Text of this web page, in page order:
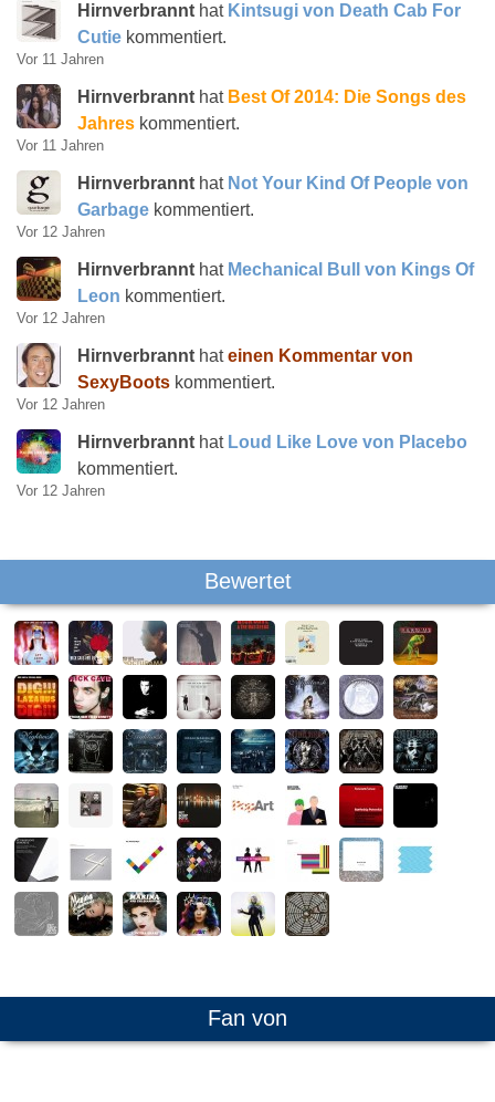
Hirnverbrannt hat Kintsugi von Death Cab For
Cutie kommentiert.
Vor 11 Jahren
Hirnverbrannt hat Best Of 2014: Die Songs des
Jahres kommentiert.
Vor 11 Jahren
Hirnverbrannt hat Not Your Kind Of People von
Garbage kommentiert.
Vor 12 Jahren
Hirnverbrannt hat Mechanical Bull von Kings Of
Leon kommentiert.
Vor 12 Jahren
Hirnverbrannt hateinen Kommentar von
SexyBoots kommentiert.
Vor 12 Jahren
Hirnverbrannt hat Loud Like Love von Placebo
kommentiert.
Vor 12 Jahren
Bewertet
Fan von